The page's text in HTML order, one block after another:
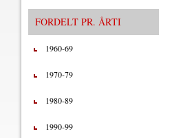
FORDELT PR. ÅRTI
1960-69
1970-79
1980-89
1990-99